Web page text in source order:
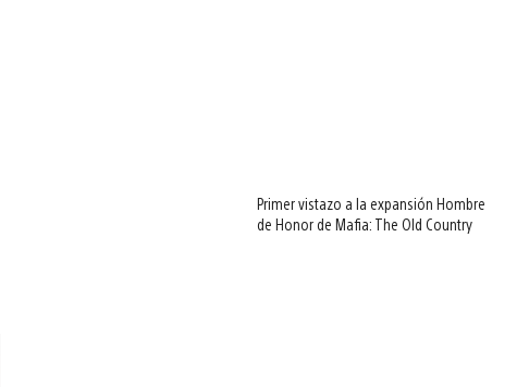
Primer vistazo a la expansión Hombre
de Honor de Mafia: The Old Country